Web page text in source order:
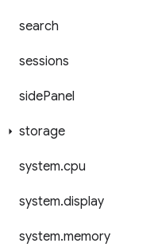
search
sessions
sidePanel
storage
system.cpu
system.display
system.memory